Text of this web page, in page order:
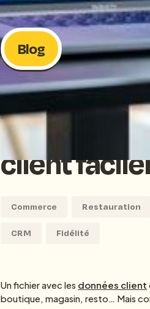
Accéder à toutes les
Blog
Comment
client
Commerce Restauration
CRM Fidélité
Un fichier avec les données client
boutique, magasin, resto… Mais